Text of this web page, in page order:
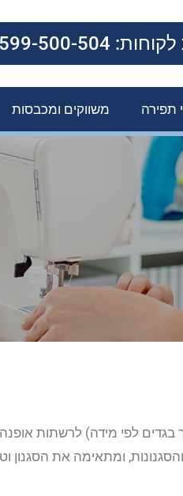
1599-500-504
תפירה משווקים ומכבסות
לפי מידה) לרשתות
ומתאימה את הסגנון